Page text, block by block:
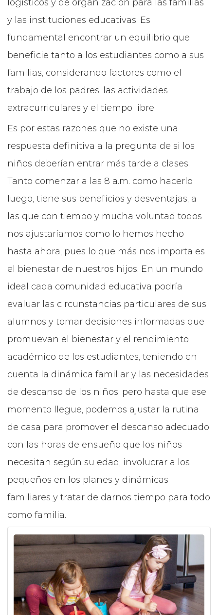
logísticos y de organización para las familias
y las instituciones educativas. Es
fundamental encontrar un equilibrio que
beneficie tanto a los estudiantes como a sus
familias, considerando factores como el
trabajo de los padres, las actividades
extracurriculares y el tiempo libre.
Es por estas razones que no existe una
respuesta definitiva a la pregunta de si los
niños deberían entrar más tarde a clases.
Tanto comenzar a las 8 a.m. como hacerlo
luego, tiene sus beneficios y desventajas, a
las que con tiempo y mucha voluntad todos
nos ajustaríamos como lo hemos hecho
hasta ahora, pues lo que más nos importa es
el bienestar de nuestros hijos. En un mundo
ideal cada comunidad educativa podría
evaluar las circunstancias particulares de sus
alumnos y tomar decisiones informadas que
promuevan el bienestar y el rendimiento
académico de los estudiantes, teniendo en
cuenta la dinámica familiar y las necesidades
de descanso de los niños, pero hasta que ese
momento llegue, podemos ajustar la rutina
de casa para promover el descanso adecuado
con las horas de ensueño que los niños
necesitan según su edad, involucrar a los
pequeños en los planes y dinámicas
familiares y tratar de darnos tiempo para todo
como familia.